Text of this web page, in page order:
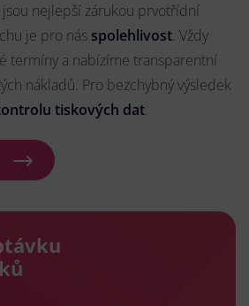
nejlepší zárukou prvotřídní
je pro nás spolehlivost. Vždy
termíny a nabízíme transparentní
nákladů. Pro bezchybný výsledek
tiskových dat.